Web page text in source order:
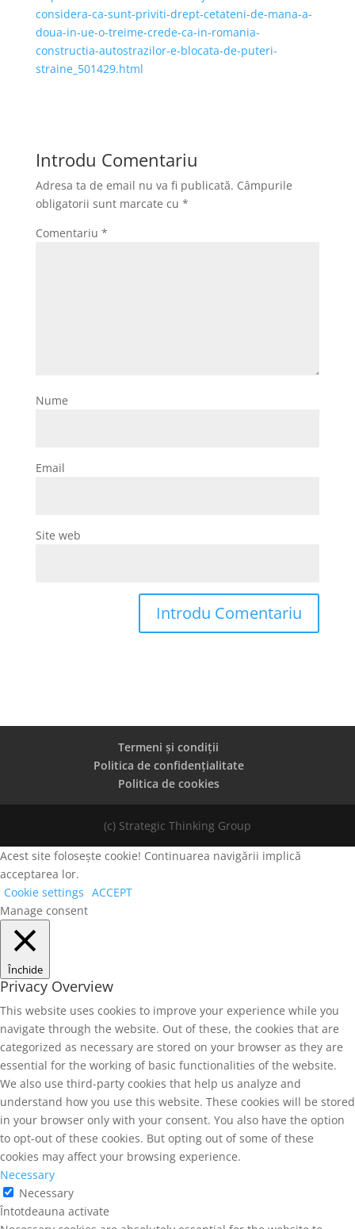
considera-ca-sunt-priviti-drept-cetateni-de-mana-a-
doua-in-ue-o-treime-crede-ca-in-romania-
constructia-autostrazilor-e-blocata-de-puteri-
straine_501429.html
Introdu Comentariu
Adresa ta de email nu va fi publicată. Câmpurile
obligatorii sunt marcate cu *
Comentariu *
Nume
Email
Site web
Termeni și condiții
Politica de confidențialitate
Politica de cookies
(c) Strategic Thinking Group
Acest site folosește cookie! Continuarea navigării implică
acceptarea lor.
Cookie settings ACCEPT
Manage consent
Închide
Privacy Overview
This website uses cookies to improve your experience while you
navigate through the website. Out of these, the cookies that are
categorized as necessary are stored on your browser as they are
essential for the working of basic functionalities of the website.
We also use third-party cookies that help us analyze and
understand how you use this website. These cookies will be stored
in your browser only with your consent. You also have the option
to opt-out of these cookies. But opting out of some of these
cookies may affect your browsing experience.
Necessary
Necessary
Întotdeauna activate